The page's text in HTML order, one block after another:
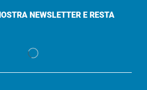
NEWSLETTER E RESTA